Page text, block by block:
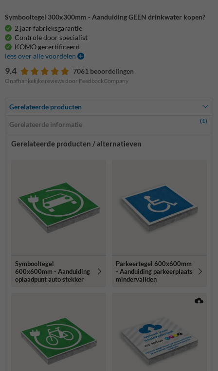
Symbooltegel 300x300mm - Aanduiding GEEN drinkwater kopen?
2 jaar fabrieksgarantie
Controle door specialist
KOMO gecertificeerd
lees over alle voordelen
9.4 7061 beoordelingen
Onafhankelijke reviews door FeedbackCompany
Gerelateerde producten
Gerelateerde informatie (1)
Gerelateerde producten / alternatieven
Symbooltegel
600x600mm - Aanduiding
oplaadpunt auto stekker
Parkeertegel 600x600mm
- Aanduiding parkeerplaats
mindervaliden